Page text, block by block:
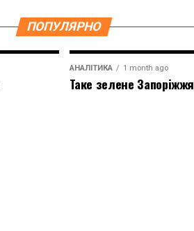
ПОПУЛЯРНО
АНАЛІТИКА 1 month ago
Таке зелене Запоріжжя